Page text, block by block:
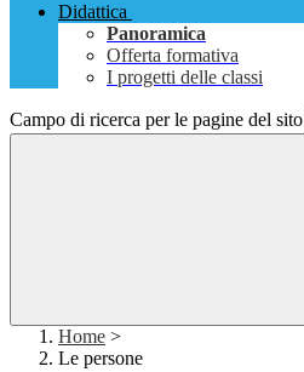
Didattica
Panoramica
Offerta formativa
I progetti delle classi
Campo di ricerca per le pagine del sito
Home >
Le persone